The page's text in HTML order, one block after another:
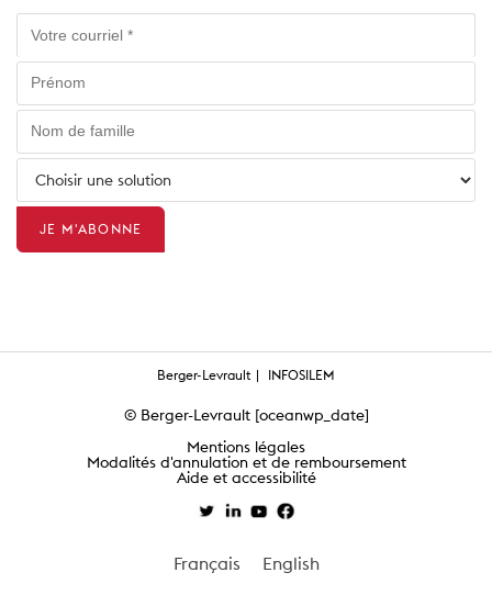
Berger-Levrault INFOSILEM
© Berger-Levrault [oceanwp_date]
Mentions légales
Modalités d'annulation et de remboursement
Aide et accessibilité
Français English